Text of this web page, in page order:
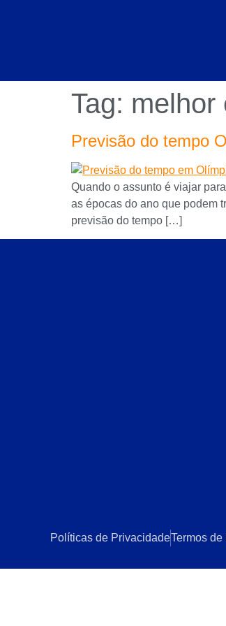
Tag: melhor
Previsão do tempo
Quando o assunto é viajar
as épocas do ano que podem
previsão do tempo […]
Políticas de PrivacidadeTermos de